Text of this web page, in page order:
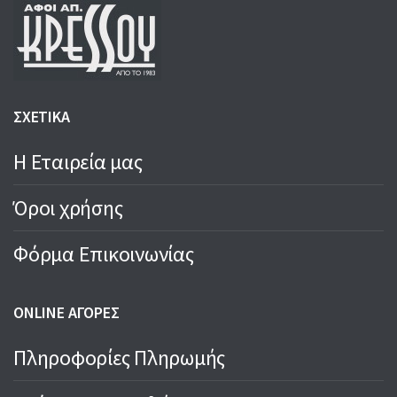
ΣΧΕΤΙΚΑ
Η Εταιρεία μας
Όροι χρήσης
Φόρμα Επικοινωνίας
ONLINE ΑΓΟΡΕΣ
Πληροφορίες Πληρωμής